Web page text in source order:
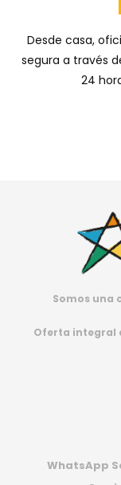
Desde casa,
segura a través
24
Somos una
Oferta integral
WhatsApp